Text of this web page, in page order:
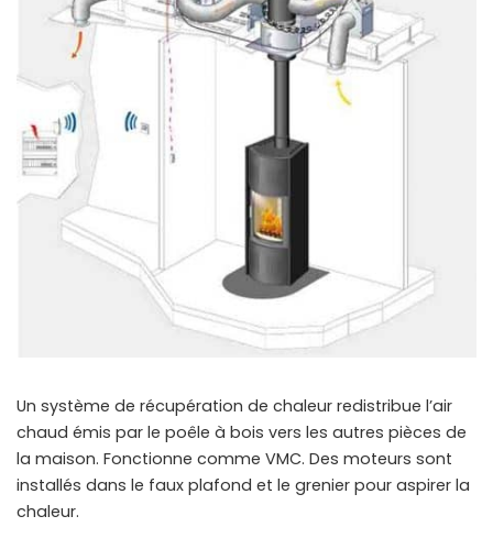
Un système de récupération de chaleur redistribue l’air
chaud émis par le poêle à bois vers les autres pièces de
la maison. Fonctionne comme VMC. Des moteurs sont
installés dans le faux plafond et le grenier pour aspirer la
chaleur.